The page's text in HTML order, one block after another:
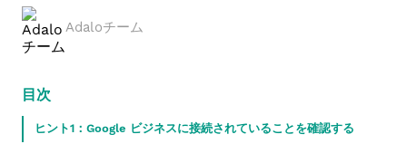
Adaloチーム
目次
ヒント1：Google ビジネスに接続されていることを確認する